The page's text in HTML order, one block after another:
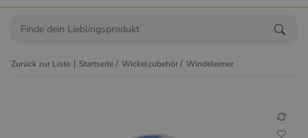
Zurück zur Liste Startseite Wickelzubehör Windeleimer